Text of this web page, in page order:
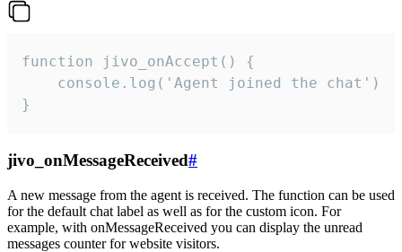
function jivo_onAccept() {
}
jivo_onMessageReceived#
A new message from the agent is received. The function can be used
for the default chat label as well as for the custom icon. For
example, with onMessageReceived you can display the unread
messages counter for website visitors.